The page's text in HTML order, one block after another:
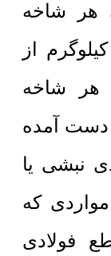
هر شاخه
از
هر شاخه
آمده
نبشی یا
که
فولادی